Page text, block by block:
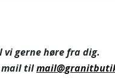
vi gerne høre fra dig.
mail til